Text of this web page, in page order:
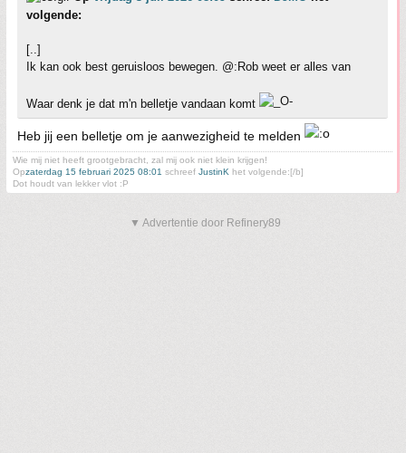
volgende:
[..]
Ik kan ook best geruisloos bewegen. @:Rob weet er alles van
Waar denk je dat m'n belletje vandaan komt
Heb jij een belletje om je aanwezigheid te melden
Wie mij niet heeft grootgebracht, zal mij ook niet klein krijgen!
Opzaterdag 15 februari 2025 08:01 schreef JustinK het volgende:[/b]
Dot houdt van lekker vlot :P
▼ Advertentie door Refinery89